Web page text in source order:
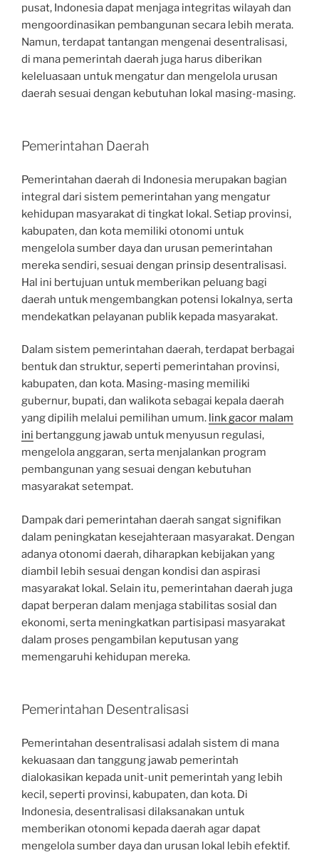
pusat, Indonesia dapat menjaga integritas wilayah dan
mengoordinasikan pembangunan secara lebih merata.
Namun, terdapat tantangan mengenai desentralisasi,
di mana pemerintah daerah juga harus diberikan
keleluasaan untuk mengatur dan mengelola urusan
daerah sesuai dengan kebutuhan lokal masing-masing.
Pemerintahan Daerah
Pemerintahan daerah di Indonesia merupakan bagian
integral dari sistem pemerintahan yang mengatur
kehidupan masyarakat di tingkat lokal. Setiap provinsi,
kabupaten, dan kota memiliki otonomi untuk
mengelola sumber daya dan urusan pemerintahan
mereka sendiri, sesuai dengan prinsip desentralisasi.
Hal ini bertujuan untuk memberikan peluang bagi
daerah untuk mengembangkan potensi lokalnya, serta
mendekatkan pelayanan publik kepada masyarakat.
Dalam sistem pemerintahan daerah, terdapat berbagai
bentuk dan struktur, seperti pemerintahan provinsi,
kabupaten, dan kota. Masing-masing memiliki
gubernur, bupati, dan walikota sebagai kepala daerah
yang dipilih melalui pemilihan umum. link gacor malam
ini bertanggung jawab untuk menyusun regulasi,
mengelola anggaran, serta menjalankan program
pembangunan yang sesuai dengan kebutuhan
masyarakat setempat.
Dampak dari pemerintahan daerah sangat signifikan
dalam peningkatan kesejahteraan masyarakat. Dengan
adanya otonomi daerah, diharapkan kebijakan yang
diambil lebih sesuai dengan kondisi dan aspirasi
masyarakat lokal. Selain itu, pemerintahan daerah juga
dapat berperan dalam menjaga stabilitas sosial dan
ekonomi, serta meningkatkan partisipasi masyarakat
dalam proses pengambilan keputusan yang
memengaruhi kehidupan mereka.
Pemerintahan Desentralisasi
Pemerintahan desentralisasi adalah sistem di mana
kekuasaan dan tanggung jawab pemerintah
dialokasikan kepada unit-unit pemerintah yang lebih
kecil, seperti provinsi, kabupaten, dan kota. Di
Indonesia, desentralisasi dilaksanakan untuk
memberikan otonomi kepada daerah agar dapat
mengelola sumber daya dan urusan lokal lebih efektif.